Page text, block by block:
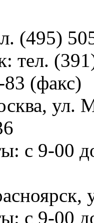
(495)
тел.
(факс)
ул.
с 9-00
с 9-00